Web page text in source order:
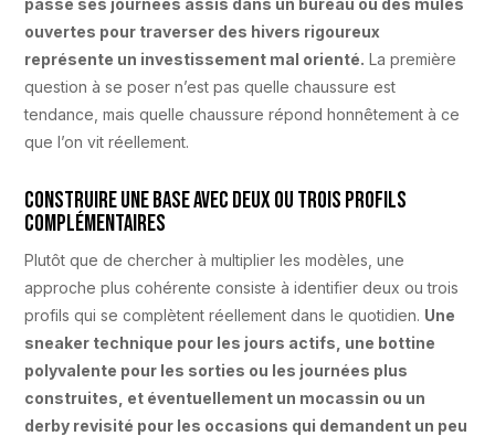
ouvertes pour traverser des hivers rigoureux
représente un investissement mal orienté. La première
question à se poser n’est pas quelle chaussure est
tendance, mais quelle chaussure répond honnêtement à ce
que l’on vit réellement.
Construire une base avec deux ou trois profils
complémentaires
Plutôt que de chercher à multiplier les modèles, une
approche plus cohérente consiste à identifier deux ou trois
profils qui se complètent réellement dans le quotidien. Une
sneaker technique pour les jours actifs, une bottine
polyvalente pour les sorties ou les journées plus
construites, et éventuellement un mocassin ou un
derby revisité pour les occasions qui demandent un peu